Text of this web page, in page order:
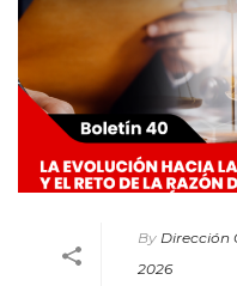
By Dirección
2026